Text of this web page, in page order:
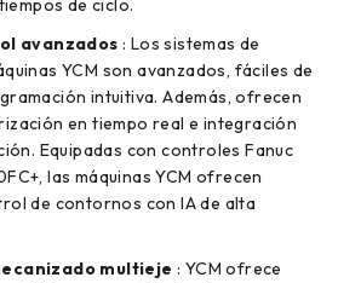
de ciclo.
avanzados : Los sistemas de
YCM son avanzados, fáciles de
intuitiva. Además, ofrecen
en tiempo real e integración
Equipadas con controles Fanuc
las máquinas YCM ofrecen
de contornos con IA de alta
multieje : YCM ofrece